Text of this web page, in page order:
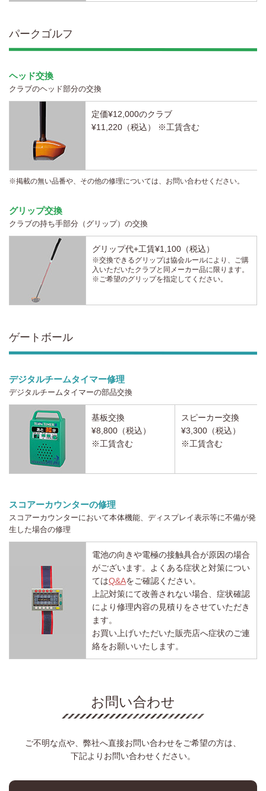
パークゴルフ
ヘッド交換
クラブのヘッド部分の交換
定価¥12,000のクラブ
¥11,220（税込） ※工賃含む
※掲載の無い品番や、その他の修理については、お問い合わせください。
グリップ交換
クラブの持ち手部分（グリップ）の交換
グリップ代+工賃¥1,100（税込）
※交換できるグリップは協会ルールにより、ご購
入いただいたクラブと同メーカー品に限ります。
※ご希望のグリップを指定してください。
ゲートボール
デジタルチームタイマー修理
デジタルチームタイマーの部品交換
基板交換
¥8,800（税込）
※工賃含む
スピーカー交換
¥3,300（税込）
※工賃含む
スコアーカウンターの修理
スコアーカウンターにおいて本体機能、ディスプレイ表示等に不備が発
生した場合の修理
電池の向きや電極の接触具合が原因の場合
がございます。よくある症状と対策につい
てはQ&Aをご確認ください。
上記対策にて改善されない場合、症状確認
により修理内容の見積りをさせていただき
ます。
お買い上げいただいた販売店へ症状のご連
絡をお願いいたします。
お問い合わせ
ご不明な点や、弊社へ直接お問い合わせをご希望の方は、
下記よりお問い合わせください。